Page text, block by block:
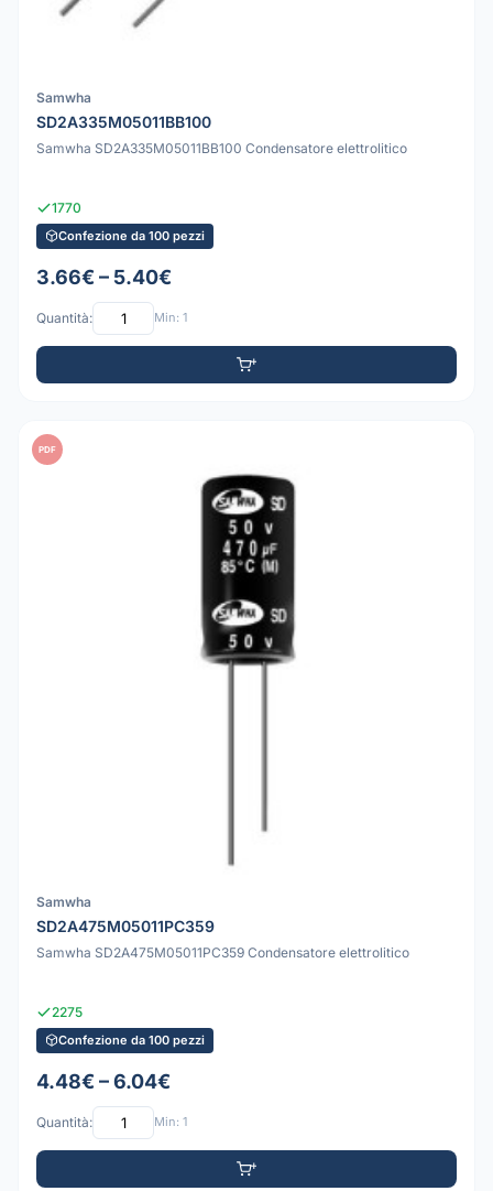
Samwha
SD2A335M05011BB100
Samwha SD2A335M05011BB100 Condensatore elettrolitico
1770
Confezione da 100 pezzi
3.66€ – 5.40€
Quantità: Min: 1
PDF
Samwha
SD2A475M05011PC359
Samwha SD2A475M05011PC359 Condensatore elettrolitico
2275
Confezione da 100 pezzi
4.48€ – 6.04€
Quantità: Min: 1